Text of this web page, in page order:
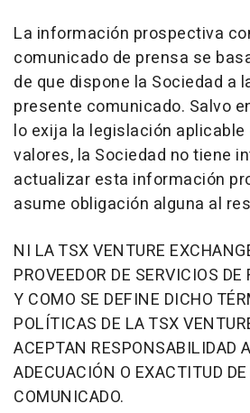
La información prospectiva
comunicado de prensa se
de que dispone la Sociedad a
presente comunicado. Salvo
lo exija la legislación aplicable
valores, la Sociedad no tiene
actualizar esta información
asume obligación alguna al
NI LA TSX VENTURE
PROVEEDOR DE SERVICIOS
Y COMO SE DEFINE DICHO
POLÍTICAS DE LA TSX
ACEPTAN RESPONSABILIDAD
ADECUACIÓN O EXACTITUD
COMUNICADO.